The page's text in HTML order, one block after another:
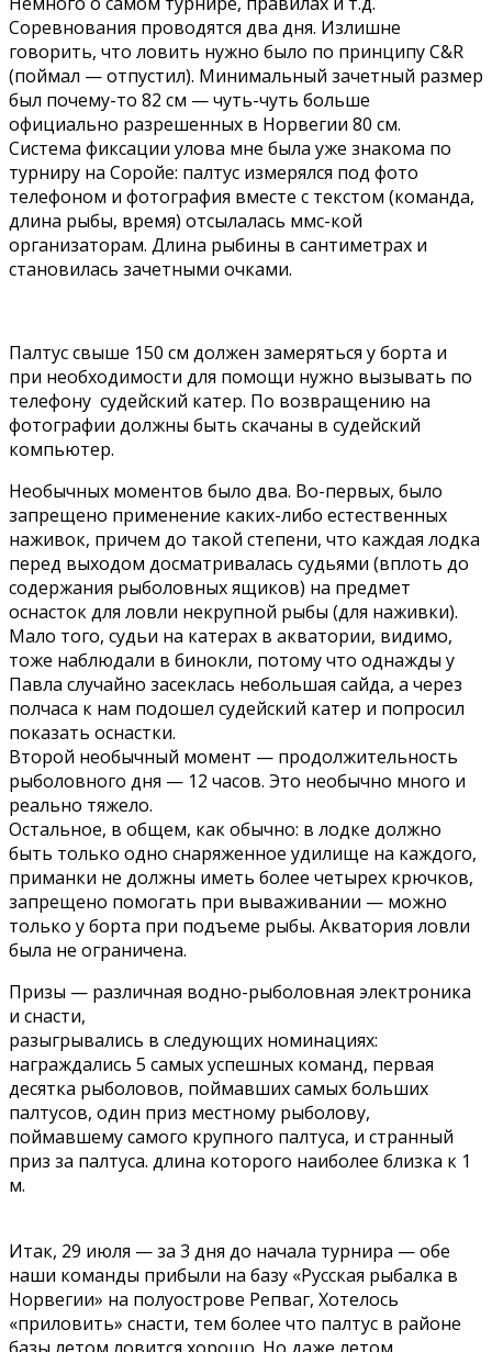
Соревнования проводятся два дня. Излишне
говорить, что ловить нужно было по принципу C&R
(поймал — отпустил). Минимальный зачетный размер
был почему-то 82 см — чуть-чуть больше
официально разрешенных в Норвегии 80 см.
Система фиксации улова мне была уже знакома по
турниру на Соройе: палтус измерялся под фото
телефоном и фотография вместе с текстом (команда,
длина рыбы, время) отсылалась ммс-кой
организаторам. Длина рыбины в сантиметрах и
становилась зачетными очками.
Палтус свыше 150 см должен замеряться у борта и
при необходимости для помощи нужно вызывать по
телефону судейский катер. По возвращению на
фотографии должны быть скачаны в судейский
компьютер.
Необычных моментов было два. Во-первых, было
запрещено применение каких-либо естественных
наживок, причем до такой степени, что каждая лодка
перед выходом досматривалась судьями (вплоть до
содержания рыболовных ящиков) на предмет
оснасток для ловли некрупной рыбы (для наживки).
Мало того, судьи на катерах в акватории, видимо,
тоже наблюдали в бинокли, потому что однажды у
Павла случайно засеклась небольшая сайда, а через
полчаса к нам подошел судейский катер и попросил
показать оснастки.
Второй необычный момент — продолжительность
рыболовного дня — 12 часов. Это необычно много и
реально тяжело.
Остальное, в общем, как обычно: в лодке должно
быть только одно снаряженное удилище на каждого,
приманки не должны иметь более четырех крючков,
запрещено помогать при вываживании — можно
только у борта при подъеме рыбы. Акватория ловли
была не ограничена.
Призы — различная водно-рыболовная электроника
и снасти,
разыгрывались в следующих номинациях:
награждались 5 самых успешных команд, первая
десятка рыболовов, поймавших самых больших
палтусов, один приз местному рыболову,
поймавшему самого крупного палтуса, и странный
приз за палтуса. длина которого наиболее близка к 1
м.
Итак, 29 июля — за 3 дня до начала турнира — обе
наши команды прибыли на базу «Русская рыбалка в
Норвегии» на полуострове Репваг, Хотелось
«приловить» снасти, тем более что палтус в районе